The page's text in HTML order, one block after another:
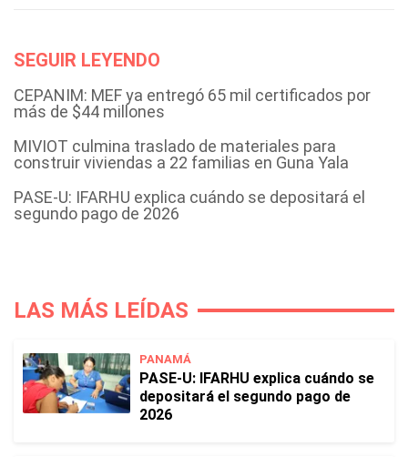
SEGUIR LEYENDO
CEPANIM: MEF ya entregó 65 mil certificados por
más de $44 millones
MIVIOT culmina traslado de materiales para
construir viviendas a 22 familias en Guna Yala
PASE-U: IFARHU explica cuándo se depositará el
segundo pago de 2026
LAS MÁS LEÍDAS
PANAMÁ
PASE-U: IFARHU explica cuándo se
depositará el segundo pago de
2026